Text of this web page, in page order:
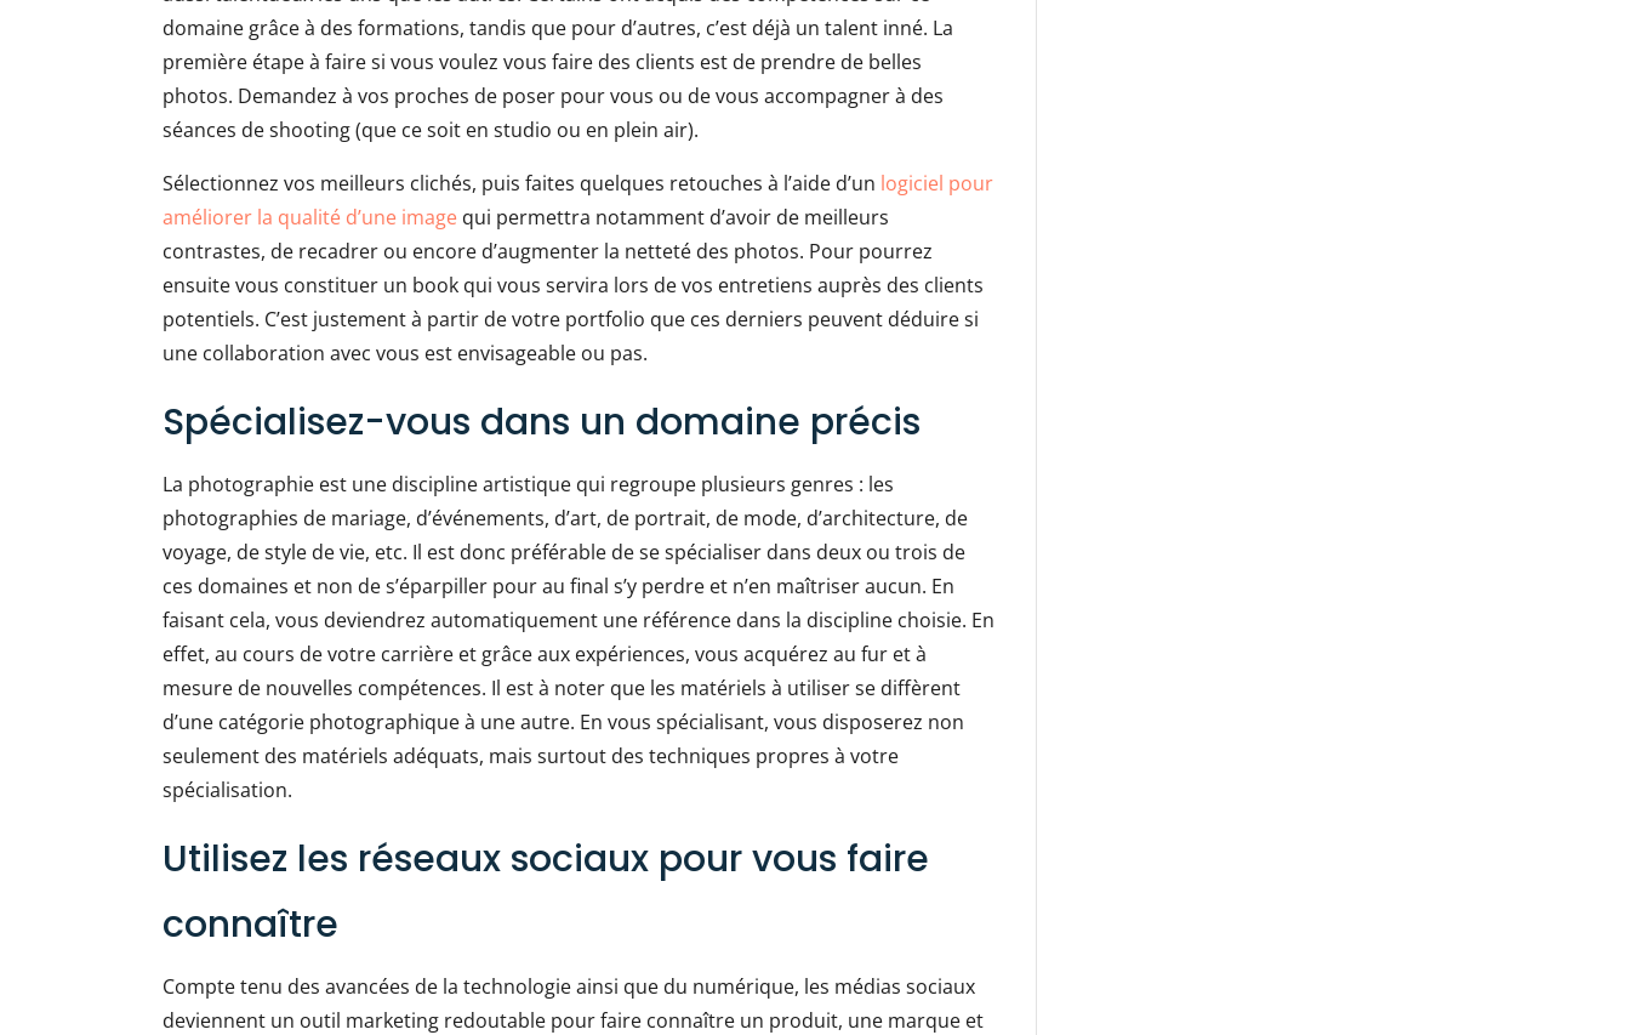
domaine grâce à des formations, tandis que pour d’autres, c’est déjà un talent inné. La
première étape à faire si vous voulez vous faire des clients est de prendre de belles
photos. Demandez à vos proches de poser pour vous ou de vous accompagner à des
séances de shooting (que ce soit en studio ou en plein air).
Sélectionnez vos meilleurs clichés, puis faites quelques retouches à l’aide d’un logiciel pour
améliorer la qualité d’une image qui permettra notamment d’avoir de meilleurs
contrastes, de recadrer ou encore d’augmenter la netteté des photos. Pour pourrez
ensuite vous constituer un book qui vous servira lors de vos entretiens auprès des clients
potentiels. C’est justement à partir de votre portfolio que ces derniers peuvent déduire si
une collaboration avec vous est envisageable ou pas.
Spécialisez-vous dans un domaine précis
La photographie est une discipline artistique qui regroupe plusieurs genres : les
photographies de mariage, d’événements, d’art, de portrait, de mode, d’architecture, de
voyage, de style de vie, etc. Il est donc préférable de se spécialiser dans deux ou trois de
ces domaines et non de s’éparpiller pour au final s’y perdre et n’en maîtriser aucun. En
faisant cela, vous deviendrez automatiquement une référence dans la discipline choisie. En
effet, au cours de votre carrière et grâce aux expériences, vous acquérez au fur et à
mesure de nouvelles compétences. Il est à noter que les matériels à utiliser se diffèrent
d’une catégorie photographique à une autre. En vous spécialisant, vous disposerez non
seulement des matériels adéquats, mais surtout des techniques propres à votre
spécialisation.
Utilisez les réseaux sociaux pour vous faire
connaître
Compte tenu des avancées de la technologie ainsi que du numérique, les médias sociaux
deviennent un outil marketing redoutable pour faire connaître un produit, une marque et